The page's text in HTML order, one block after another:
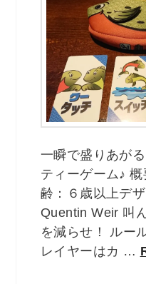
一瞬で盛りあが
ティーゲーム♪
齢：６歳以上デ
Quentin Weir 叫
を減らせ！ ルー
レイヤーはカ …